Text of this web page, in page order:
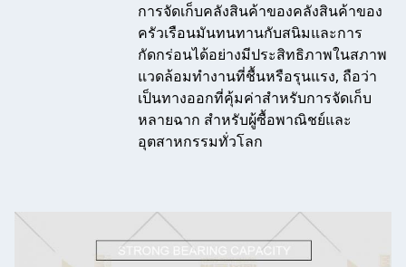
การจัดเก็บคลังสินค้าของคลังสินค้าของ
ครัวเรือนมันทนทานกับสนิมและการ
กัดกร่อนได้อย่างมีประสิทธิภาพในสภาพ
แวดล้อมทํางานที่ชื้นหรือรุนแรง, ถือว่า
เป็นทางออกที่คุ้มค่าสําหรับการจัดเก็บ
หลายฉาก สําหรับผู้ซื้อพาณิชย์และ
อุตสาหกรรมทั่วโลก